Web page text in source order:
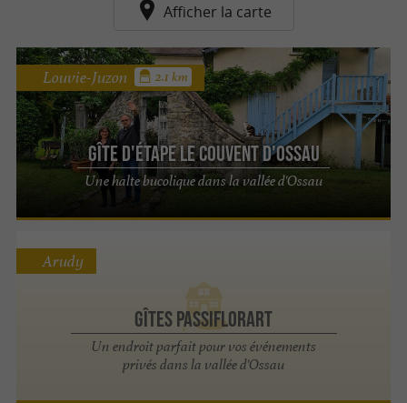
Afficher la carte
Gîte d'étape Le couvent d'Ossau
Une halte bucolique dans la vallée d'Ossau
Louvie-Juzon 2.1 km
Gîtes Passiflorart
Un endroit parfait pour vos événements
privés dans la vallée d'Ossau
Arudy